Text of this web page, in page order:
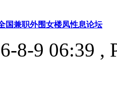
国兼职外围女楼凤性息论坛
8-9 06:39 ,